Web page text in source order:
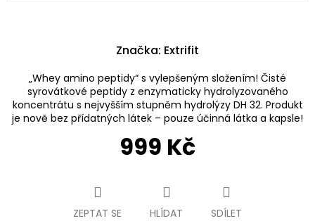
999 Kč
„Whey amino peptidy“ s vylepšeným složením! Čisté
syrovátkové peptidy z enzymaticky hydrolyzovaného
koncentrátu s nejvyšším stupněm hydrolýzy DH 32. Produkt
je nově bez přídatných látek – pouze účinná látka a kapsle!
ZEPTAT SE HLÍDAT SDÍLET
Značka: Extrifit